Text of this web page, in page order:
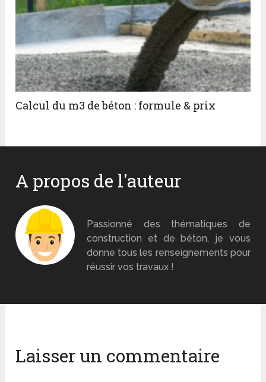
Calcul du m3 de béton : formule & prix
A propos de l'auteur
Passionné des thématiques de
construction et de béton, je vous
donne tous les renseignements pour
réussir vos travaux !
Laisser un commentaire